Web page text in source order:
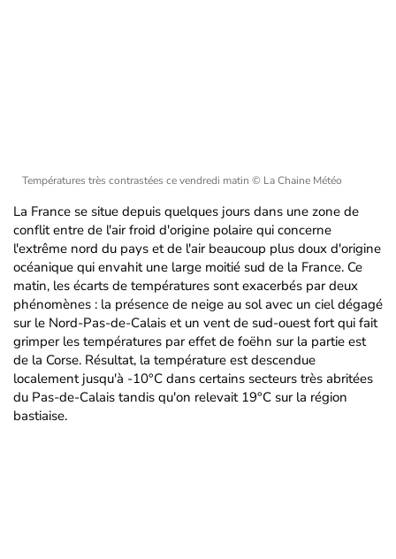
Températures très contrastées ce vendredi matin © La Chaine Météo
La France se situe depuis quelques jours dans une zone de
conflit entre de l'air froid d'origine polaire qui concerne
l'extrême nord du pays et de l'air beaucoup plus doux d'origine
océanique qui envahit une large moitié sud de la France. Ce
matin, les écarts de températures sont exacerbés par deux
phénomènes : la présence de neige au sol avec un ciel dégagé
sur le Nord-Pas-de-Calais et un vent de sud-ouest fort qui fait
grimper les températures par effet de foëhn sur la partie est
de la Corse. Résultat, la température est descendue
localement jusqu'à -10°C dans certains secteurs très abritées
du Pas-de-Calais tandis qu'on relevait 19°C sur la région
bastiaise.